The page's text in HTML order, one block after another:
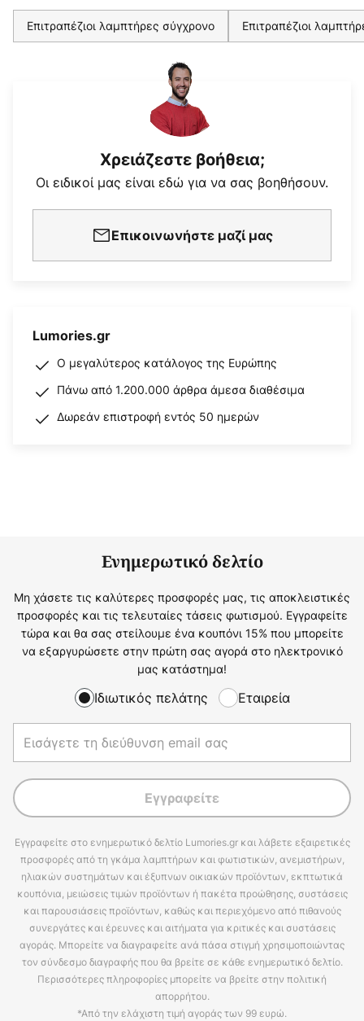
Επιτραπέζιοι λαμπτήρες σύγχρονο Επιτραπέζιοι
Χρειάζεστε βοήθεια;
Οι ειδικοί μας είναι εδώ για να σας βοηθήσουν.
Επικοινωνήστε μαζί μας
Lumories.gr
Ο μεγαλύτερος κατάλογος της Ευρώπης
Πάνω από 1.200.000 άρθρα άμεσα διαθέσιμα
Δωρεάν επιστροφή εντός 50 ημερών
Ενημερωτικό δελτίο
Μη χάσετε τις καλύτερες προσφορές μας, τις αποκλειστικές
προσφορές και τις τελευταίες τάσεις φωτισμού. Εγγραφείτε
τώρα και θα σας στείλουμε ένα κουπόνι 15% που μπορείτε
να εξαργυρώσετε στην πρώτη σας αγορά στο ηλεκτρονικό
μας κατάστημα!
Ιδιωτικός πελάτης Εταιρεία
Εγγραφείτε
Εγγραφείτε στο ενημερωτικό δελτίο Lumories.gr και λάβετε εξαιρετικές
προσφορές από τη γκάμα λαμπτήρων και φωτιστικών, ανεμιστήρων,
ηλιακών συστημάτων και έξυπνων οικιακών προϊόντων, εκπτωτικά
κουπόνια, μειώσεις τιμών προϊόντων ή πακέτα προώθησης, συστάσεις
και παρουσιάσεις προϊόντων, καθώς και περιεχόμενο από πιθανούς
συνεργάτες και έρευνες και αιτήματα για κριτικές και συστάσεις
αγοράς. Μπορείτε να διαγραφείτε ανά πάσα στιγμή χρησιμοποιώντας
τον σύνδεσμο διαγραφής που θα βρείτε σε κάθε ενημερωτικό δελτίο.
Περισσότερες πληροφορίες μπορείτε να βρείτε στην πολιτική
απορρήτου.
*Από την ελάχιστη τιμή αγοράς των 99 ευρώ.